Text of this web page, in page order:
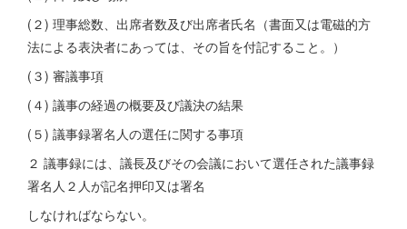
(２) 理事総数、出席者数及び出席者氏名（書面又は電磁的方
法による表決者にあっては、その旨を付記すること。）
(３) 審議事項
(４) 議事の経過の概要及び議決の結果
(５) 議事録署名人の選任に関する事項
２ 議事録には、議長及びその会議において選任された議事録
署名人２人が記名押印又は署名
しなければならない。